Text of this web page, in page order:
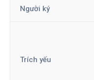
Người ký
Trích yếu